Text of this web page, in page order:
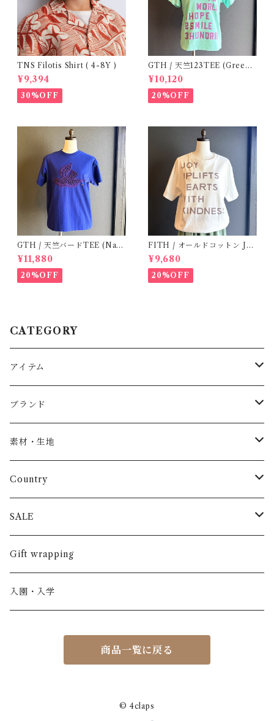
TNS Filotis Shirt ( 4-8Y )
¥9,394
30%OFF
GTH / 天竺123TEE (Green)
/ Size 1
¥10,120
20%OFF
GTH / 天竺バードTEE (Navy
BL) / Size２
¥11,880
20%OFF
FITH / オールドコットン JO
Y Tシャツ(White) / Size 2
¥9,680
20%OFF
CATEGORY
アイテム
Baby
トップス
長袖
半袖
パンツ
長ズボン
半ズボン
スカート
ワンピース
カーディガン / 羽織もの
ブランド
AS WE GROW
ARCH&LINE
BABE & TESS
BOBOCHOSES
BONHEUR DU JOUR
素材・生地
コットン 100%
リネン( 麻 )
ウール
アルパカ
Country
France / フランス
Italy / イタリア
NY / ニューヨーク
Spain / スペイン
SALE
男の子
女の子
くつ・帽子・Bag
Gift wrapping
入園・入学
商品一覧に戻る
© 4claps